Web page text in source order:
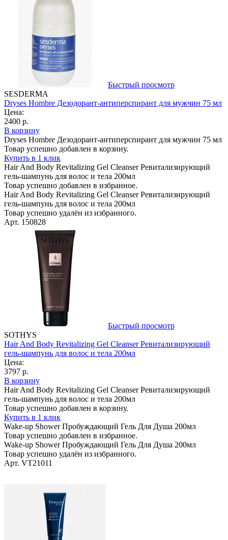
Быстрый просмотр
SESDERMA
Dryses Hombre Дезодорант-антиперспирант для мужчин 75 мл
Цена:
2400 р.
В корзину
Dryses Hombre Дезодорант-антиперспирант для мужчин 75 мл
Товар успешно добавлен в корзину.
Купить в 1 клик
Hair And Body Revitalizing Gel Cleanser Ревитализирующий
гель-шампунь для волос и тела 200мл
Товар успешно добавлен в избранное.
Hair And Body Revitalizing Gel Cleanser Ревитализирующий
гель-шампунь для волос и тела 200мл
Товар успешно удалён из избранного.
Арт. 150828
Быстрый просмотр
SOTHYS
Hair And Body Revitalizing Gel Cleanser Ревитализирующий
гель-шампунь для волос и тела 200мл
Цена:
3797 р.
В корзину
Hair And Body Revitalizing Gel Cleanser Ревитализирующий
гель-шампунь для волос и тела 200мл
Товар успешно добавлен в корзину.
Купить в 1 клик
Wake-up Shower Пробуждающий Гель Для Душа 200мл
Товар успешно добавлен в избранное.
Wake-up Shower Пробуждающий Гель Для Душа 200мл
Товар успешно удалён из избранного.
Арт. VT21011